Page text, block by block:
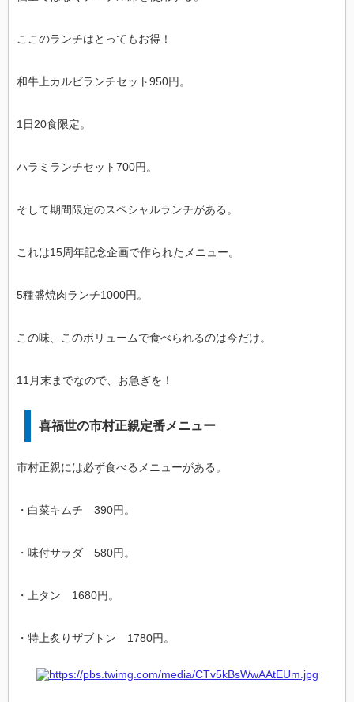
ここのランチはとってもお得！
和牛上カルビランチセット950円。
1日20食限定。
ハラミランチセット700円。
そして期間限定のスペシャルランチがある。
これは15周年記念企画で作られたメニュー。
5種盛焼肉ランチ1000円。
この味、このボリュームで食べられるのは今だけ。
11月末までなので、お急ぎを！
喜福世の市村正親定番メニュー
市村正親には必ず食べるメニューがある。
・白菜キムチ 390円。
・味付サラダ 580円。
・上タン 1680円。
・特上炙りザブトン 1780円。